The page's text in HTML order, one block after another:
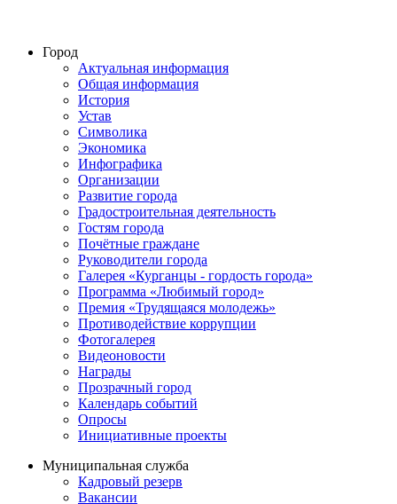
Город
Актуальная информация
Общая информация
История
Устав
Символика
Экономика
Инфографика
Организации
Развитие города
Градостроительная деятельность
Гостям города
Почётные граждане
Руководители города
Галерея «Курганцы - гордость города»
Программа «Любимый город»
Премия «Трудящаяся молодежь»
Противодействие коррупции
Фотогалерея
Видеоновости
Награды
Прозрачный город
Календарь событий
Опросы
Инициативные проекты
Муниципальная служба
Кадровый резерв
Вакансии